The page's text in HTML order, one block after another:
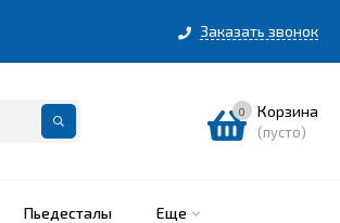
Заказать звонок
0 Корзина
(пусто)
Пьедесталы Еще